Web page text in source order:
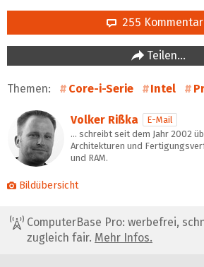
255
Teilen…
Themen: Core-i-Serie Intel
Volker Rißka
E-Mail
… schreibt seit dem Jahr 2002
Architekturen und
und RAM.
Bildübersicht
ComputerBase Pro: werbefrei,
zugleich fair. Mehr Infos.